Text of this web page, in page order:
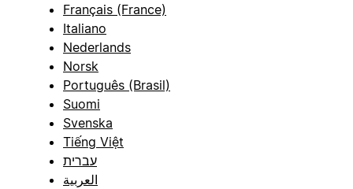
Français (France)
Italiano
Nederlands
Norsk
Português (Brasil)
Suomi
Svenska
Tiếng Việt
עברית
العربية